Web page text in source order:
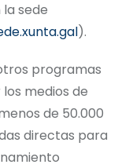
sede
).
programas
medios de
de 50.000
directas para